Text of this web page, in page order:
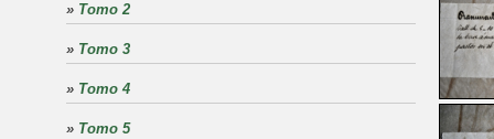
» Tomo 2
» Tomo 3
» Tomo 4
» Tomo 5